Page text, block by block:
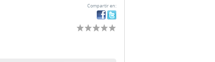
Compartir en: